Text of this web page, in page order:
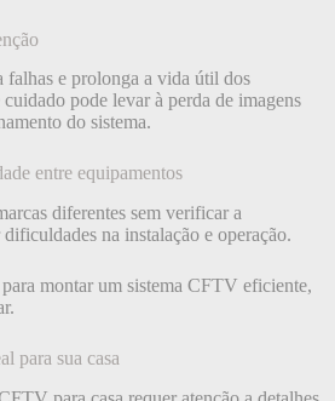
falhas e prolonga a vida útil dos
pode levar à perda de imagens
do sistema.
entre equipamentos
diferentes sem verificar a
na instalação e operação.
montar um sistema CFTV eficiente,
para sua casa